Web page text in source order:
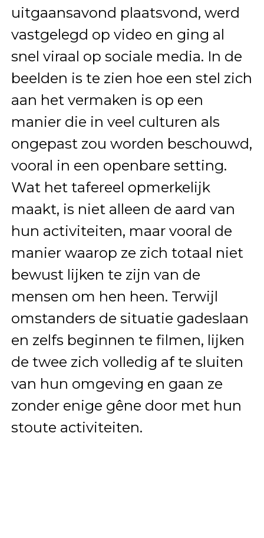
uitgaansavond plaatsvond, werd
vastgelegd op video en ging al
snel viraal op sociale media. In de
beelden is te zien hoe een stel zich
aan het vermaken is op een
manier die in veel culturen als
ongepast zou worden beschouwd,
vooral in een openbare setting.
Wat het tafereel opmerkelijk
maakt, is niet alleen de aard van
hun activiteiten, maar vooral de
manier waarop ze zich totaal niet
bewust lijken te zijn van de
mensen om hen heen. Terwijl
omstanders de situatie gadeslaan
en zelfs beginnen te filmen, lijken
de twee zich volledig af te sluiten
van hun omgeving en gaan ze
zonder enige gêne door met hun
stoute activiteiten.